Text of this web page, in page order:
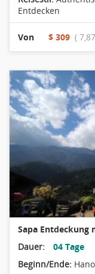
Entdecken
Von $ 309 (
Sapa Entdeckung
Dauer:
04 Tage
Beginn/Ende: